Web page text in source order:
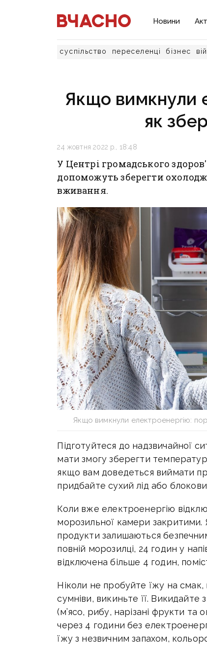
Новини
суспільство переселенці бізнес
Якщо вимкнули
як
24 жовтня 2022 р., 18:48
У Центрі громадського
допоможуть зберегти
вживання.
Якщо вимкнули електроенергію:
Підготуйтеся до надзвичайної
мати змогу зберегти
якщо вам доведеться виймати
придбайте сухий лід або
Коли вже електроенергію
морозильної камери
продукти залишаються
повній морозилці, 24 годин у
відключена більше 4 годин,
Ніколи не пробуйте їжу на
сумніви, викиньте її.
(м’ясо, рибу, нарізані фрукти та
через 4 години без
їжу з незвичним запахом,